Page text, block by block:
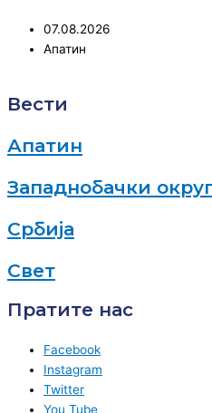
07.08.2026
Апатин
Вести
Апатин
Западнобачки
Србија
Свет
Пратите нас
Facebook
Instagram
Twitter
You Tube